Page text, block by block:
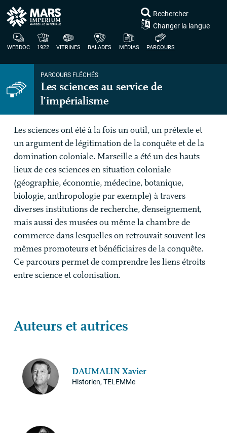
WEBDOC 1922 VITRINES BALADES MÉDIAS PARCOURS
Rechercher
Changer la langue
PARCOURS FLÉCHÉS
Les sciences au service de
l’impérialisme
Les sciences ont été à la fois un outil, un prétexte et
un argument de légitimation de la conquête et de la
domination coloniale. Marseille a été un des hauts
lieux de ces sciences en situation coloniale
(géographie, économie, médecine, botanique,
biologie, anthropologie par exemple) à travers
diverses institutions de recherche, d’enseignement,
mais aussi des musées ou même la chambre de
commerce dans lesquelles on retrouvait souvent les
mêmes promoteurs et bénéficiaires de la conquête.
Ce parcours permet de comprendre les liens étroits
entre science et colonisation.
Auteurs et autrices
DAUMALINXavier
Historien, TELEMMe